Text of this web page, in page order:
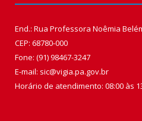
End.: Rua Professora Noêmia
CEP: 68780-000
Fone: (91) 98467-3247
E-mail: sic@vigia.pa.gov.br
Horário de atendimento: 08:00 às